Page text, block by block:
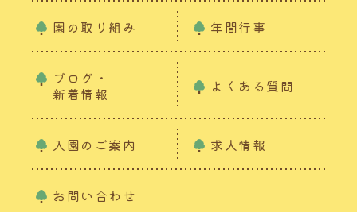
園の取り組み 年間行事
ブログ・
新着情報
よくある質問
入園のご案内 求人情報
お問い合わせ